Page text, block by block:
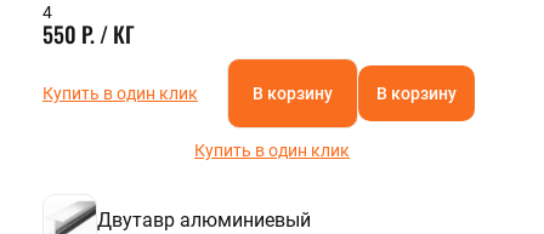
4
550 Р. / КГ
Купить в один клик В корзину В корзину
Купить в один клик
Двутавр алюминиевый